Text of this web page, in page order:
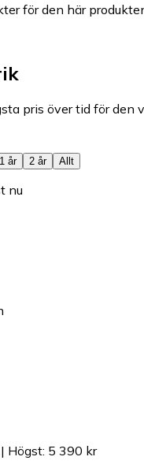
för den här
pris över tid för den
1 år 2 år Allt
nu
Högst: 5 390 kr